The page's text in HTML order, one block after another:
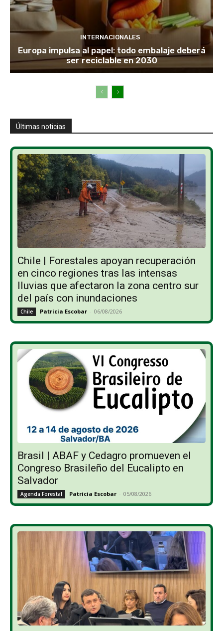
INTERNACIONALES
Europa impulsa al papel: todo embalaje deberá
ser reciclable en 2030
Últimas noticias
Chile | Forestales apoyan recuperación
en cinco regiones tras las intensas
lluvias que afectaron la zona centro sur
del país con inundaciones
Chile Patricia Escobar - 06/08/2026
Brasil | ABAF y Cedagro promueven el
Congreso Brasileño del Eucalipto en
Salvador
Agenda Forestal Patricia Escobar - 05/08/2026